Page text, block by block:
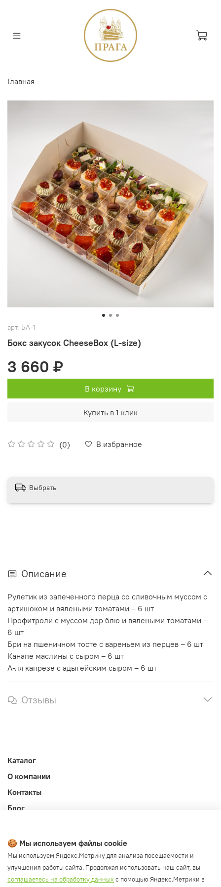
Главная
арт. БА-1
Бокс закусок СheeseBox (L-size)
(0) В избранное
3 660 ₽
В корзину
Купить в 1 клик
Выбрать
Описание
Рулетик из запеченного перца со сливочным муссом с
артишоком и вялеными томатами – 6 шт
Профитроли с муссом дор блю и вялеными томатами –
6 шт
Бри на пшеничном тосте с вареньем из перцев – 6 шт
Канапе маслины с сыром – 6 шт
А-ля капрезе с адыгейским сыром – 6 шт
Отзывы
Каталог
О компании
Контакты
Блог
Публичная оферта
Политика конфиденциальности и обработки ПД
Согласие на обработку ПД
🍪 Мы используем файлы cookie
Мы используем Яндекс.Метрику для анализа посещаемости и
улучшения работы сайта. Продолжая использовать наш сайт, вы
соглашаетесь на обработку данных с помощью Яндекс.Метрики в